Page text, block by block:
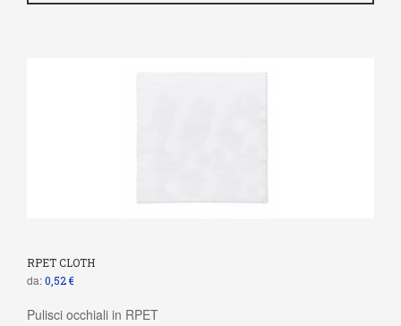
RPET CLOTH
da:0,52 €
Pulisci occhiali in RPET